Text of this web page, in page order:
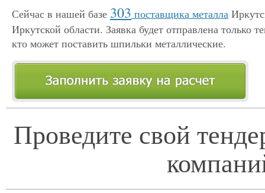
Сейчас в нашей базе 303 поставщика металла
Иркутской области. Заявка будет отправлена только
кто может поставить шпильки металлические.
Проведите свой